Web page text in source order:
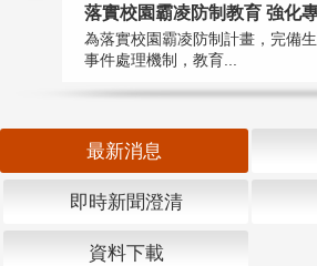
落實校園霸凌防制教育 強化
為落實校園霸凌防制計畫，完備
事件處理機制，教育...
最新消息
即時新聞澄清
資料下載